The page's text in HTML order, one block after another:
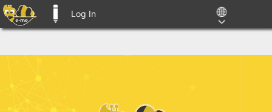
Log In